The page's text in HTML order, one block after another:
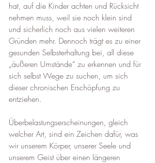
hat, auf die Kinder achten und Rücksicht
nehmen muss, weil sie noch klein sind
und sicherlich noch aus vielen weiteren
Gründen mehr. Dennoch trägt es zu einer
gesunden Selbsterhaltung bei, all diese
„äußeren Umstände“ zu erkennen und für
sich selbst Wege zu suchen, um sich
dieser chronischen Erschöpfung zu
entziehen.
Überbelastungserscheinungen, gleich
welcher Art, sind ein Zeichen dafür, was
wir unserem Körper, unserer Seele und
unserem Geist über einen längeren